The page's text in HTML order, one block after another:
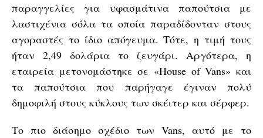
παραγγελίες για υφασμάτινα παπούτσια με
λαστιχένια σόλα τα οποία παραδίδονταν στους
αγοραστές το ίδιο απόγευμα. Τότε, η τιμή τους
ήταν 2,49 δολάρια το ζευγάρι. Αργότερα, η
εταιρεία μετονομάστηκε σε «Ηouse of Vans» και
τα παπούτσια που παρήγαγε έγιναν πολύ
δημοφιλή στους κύκλους των σκέιτερ και σέρφερ.
Το πιο διάσημο σχέδιο των Vans, αυτό με το